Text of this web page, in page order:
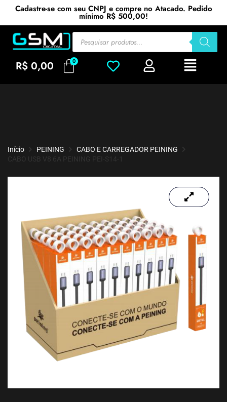
Cadastre-se com seu CNPJ e compre no Atacado. Pedido
mínimo R$ 500,00!
R$ 0,00
Início PEINING
CABO E CARREGADOR PEINING
CABO USB V8 6A PEINING PEI-S14-1